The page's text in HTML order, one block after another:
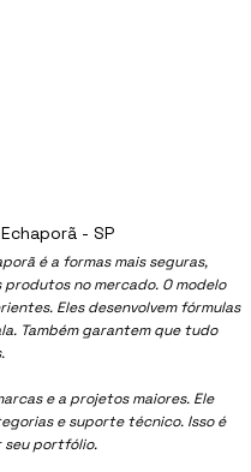
é a formas mais seguras,
no mercado. O modelo
Eles desenvolvem fórmulas
Também garantem que tudo
e a projetos maiores. Ele
e suporte técnico. Isso é
seu portfólio.
- SP